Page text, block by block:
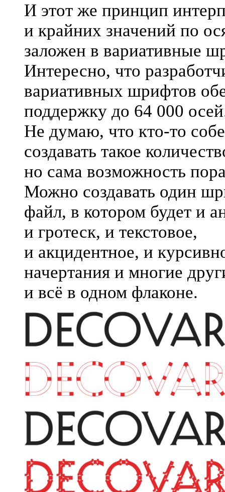
И этот же принцип
и крайних значений по
заложен в вариативные
Интересно, что
вариативных шрифтов
поддержку до 64 000
Не думаю, что кто-то
создавать такое
но сама возможность
Можно создавать один
файл, в котором будет и
и гротеск, и текстовое,
и акцидентное, и
начертания и многие
и всё в одном флаконе.